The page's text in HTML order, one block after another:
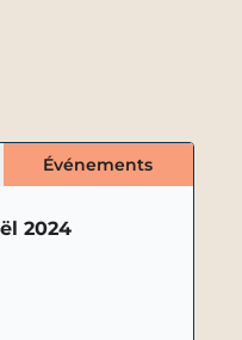
Événements
2024